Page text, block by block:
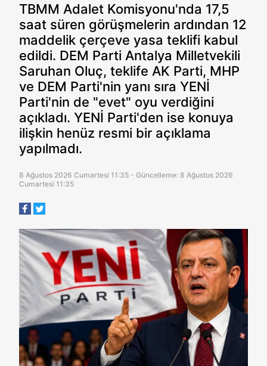
TBMM Adalet Komisyonu'nda 17,5
saat süren görüşmelerin ardından 12
maddelik çerçeve yasa teklifi kabul
edildi. DEM Parti Antalya Milletvekili
Saruhan Oluç, teklife AK Parti, MHP
ve DEM Parti'nin yanı sıra YENİ
Parti'nin de "evet" oyu verdiğini
açıkladı. YENİ Parti'den ise konuya
ilişkin henüz resmi bir açıklama
yapılmadı.
8 Ağustos 2026 Cumartesi 11:35 - Güncelleme: 8 Ağustos 2026
Cumartesi 11:35